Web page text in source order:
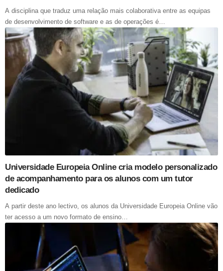
A disciplina que traduz uma relação mais colaborativa entre as equipas
de desenvolvimento de software e as de operações é…
Universidade Europeia Online cria modelo personalizado
de acompanhamento para os alunos com um tutor
dedicado
A partir deste ano lectivo, os alunos da Universidade Europeia Online vão
ter acesso a um novo formato de ensino…